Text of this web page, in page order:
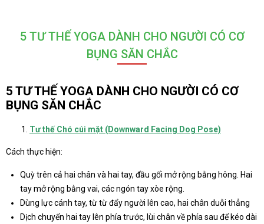
5 TƯ THẾ YOGA DÀNH CHO NGƯỜI CÓ CƠ
BỤNG SĂN CHẮC
5 TƯ THẾ YOGA DÀNH CHO NGƯỜI CÓ CƠ
BỤNG SĂN CHẮC
Tư thế Chó cúi mặt (Downward Facing Dog Pose)
Cách thực hiện:
Quỳ trên cả hai chân và hai tay, đầu gối mở rộng bằng hông. Hai
tay mở rộng bằng vai, các ngón tay xòe rộng.
Dùng lực cánh tay, từ từ đẩy người lên cao, hai chân duỗi thẳng
Dịch chuyển hai tay lên phía trước, lùi chân về phía sau để kéo dài